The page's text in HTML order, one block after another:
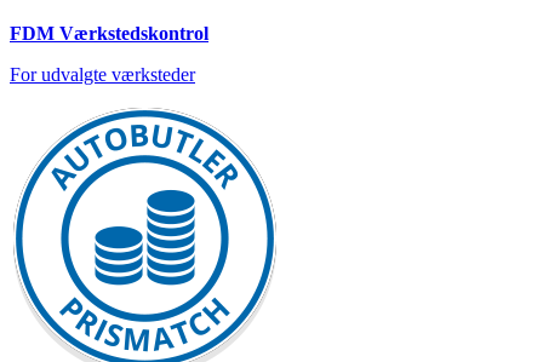
FDM Værkstedskontrol
For udvalgte værksteder